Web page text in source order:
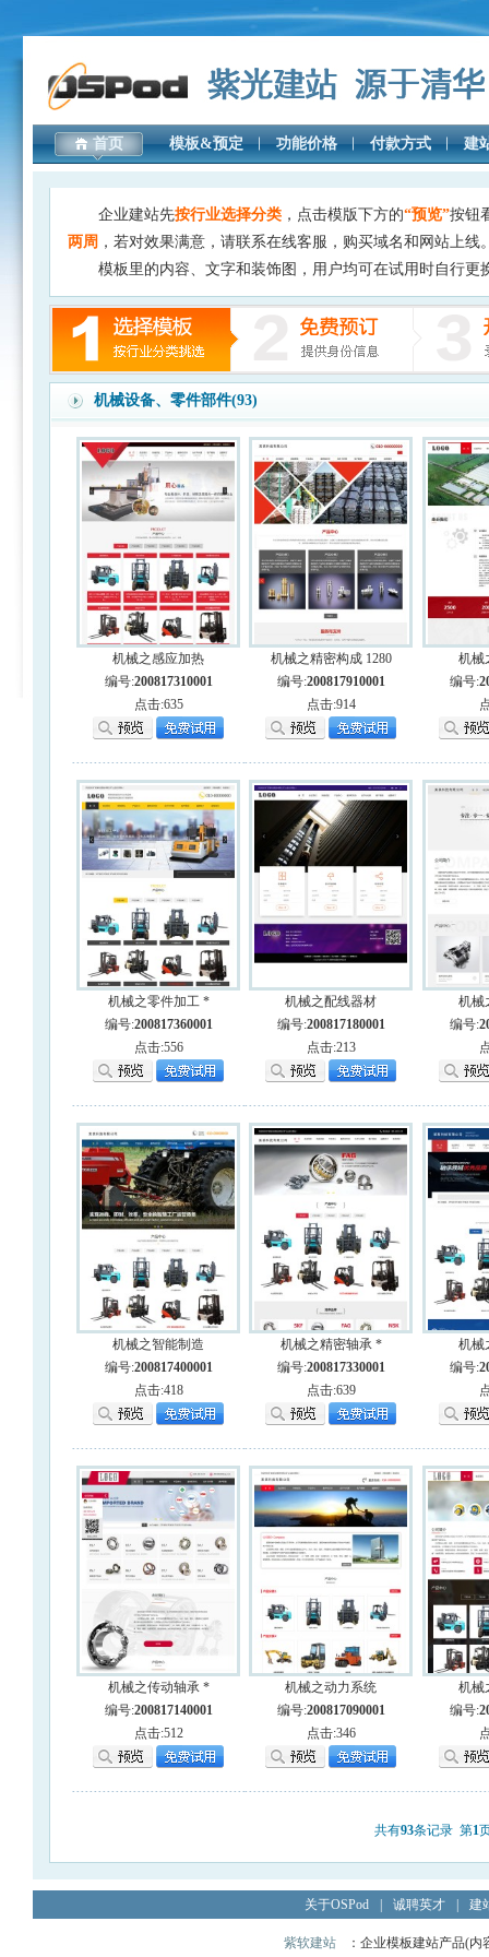
首页 模板&预定 功能价格 付款方式 建
企业建站先按行业选择分类 ，点击模版下方的“预览”按钮
两周 ，若对效果满意，请联系在线客服，购买域名和网站上线
模板里的内容、文字和装饰图，用户均可在试用时自行更
机械设备、零件部件(93)
机械之感应加热
编号:200817310001
点击:635
机械之精密构成 1280
编号:200817910001
点击:914
机械
编号:
机械之零件加工 *
编号:200817360001
点击:556
机械之配线器材
编号:200817180001
点击:213
机械
编号:
机械之智能制造
编号:200817400001
点击:418
机械之精密轴承 *
编号:200817330001
点击:639
机械
编号:
机械之传动轴承 *
编号:200817140001
点击:512
机械之动力系统
编号:200817090001
点击:346
机械
编号:
共有93条记录 第1
关于OSPod 诚聘英才 建
紫软建站 ：企业模板建站产品(